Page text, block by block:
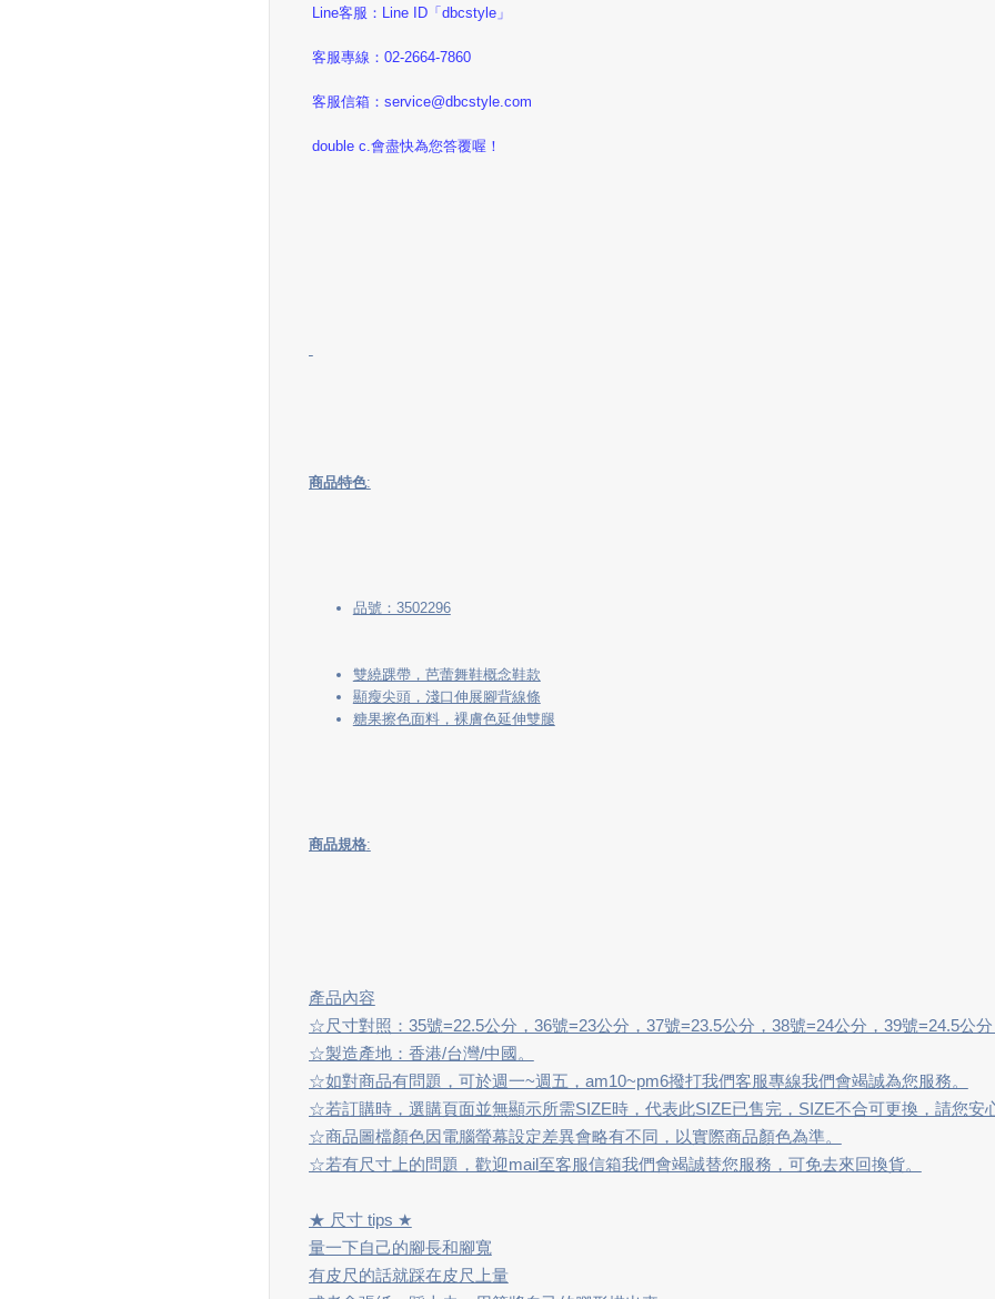
Line客服：Line ID「dbcstyle」
客服專線：02-2664-7860
客服信箱：service@dbcstyle.com
double c.會盡快為您答覆喔！
商品特色:
品號：3502296
雙繞踝帶，芭蕾舞鞋概念鞋款
顯瘦尖頭，淺口伸展腳背線條
糖果擦色面料，裸膚色延伸雙腿
商品規格:
產品內容
☆尺寸對照：35號=22.5公分，36號=23公分，37號=23.5公分，38號=24公分，39號=24.5公
☆製造產地：香港/台灣/中國。
☆如對商品有問題，可於週一~週五，am10~pm6撥打我們客服專線我們會竭誠為您服務。
☆若訂購時，選購頁面並無顯示所需SIZE時，代表此SIZE已售完，SIZE不合可更換，請您安
☆商品圖檔顏色因電腦螢幕設定差異會略有不同，以實際商品顏色為準。
☆若有尺寸上的問題，歡迎mail至客服信箱我們會竭誠替您服務，可免去來回換貨。
★ 尺寸 tips ★
量一下自己的腳長和腳寬
有皮尺的話就踩在皮尺上量